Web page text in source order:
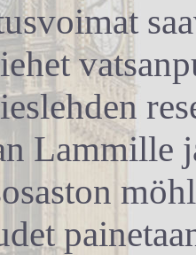
Lammille